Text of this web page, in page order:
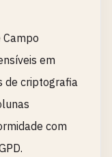
Campo
em
de criptografia
com